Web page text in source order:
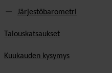
Järjestöbarometri
Talouskatsaukset
Kuukauden kysymys